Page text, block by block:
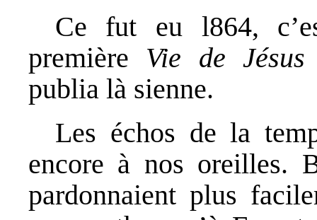
Ce fut eu l864,
première Vie de Jésus
publia là sienne.
Les échos de la
encore à nos oreilles.
pardonnaient plus